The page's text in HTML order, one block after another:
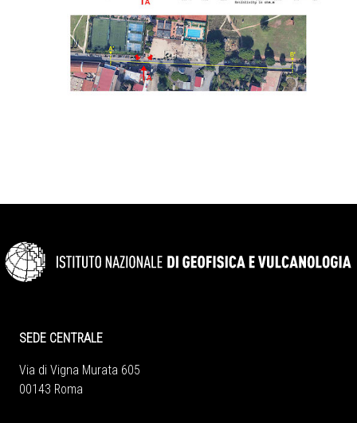
SEDE CENTRALE
Via di Vigna Murata 605
00143 Roma